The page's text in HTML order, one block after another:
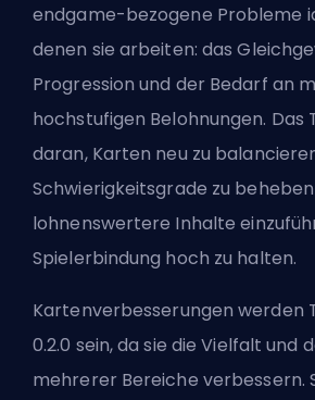
endgame-bezogene Probleme
denen sie arbeiten: das
Progression und der Bedarf an
hochstufigen Belohnungen.
daran, Karten neu zu
Schwierigkeitsgrade zu
lohnenswertere Inhalte
Spielerbindung hoch zu halten.
Kartenverbesserungen werden
0.2.0 sein, da sie die Vielfalt und
mehrerer Bereiche verbessern.